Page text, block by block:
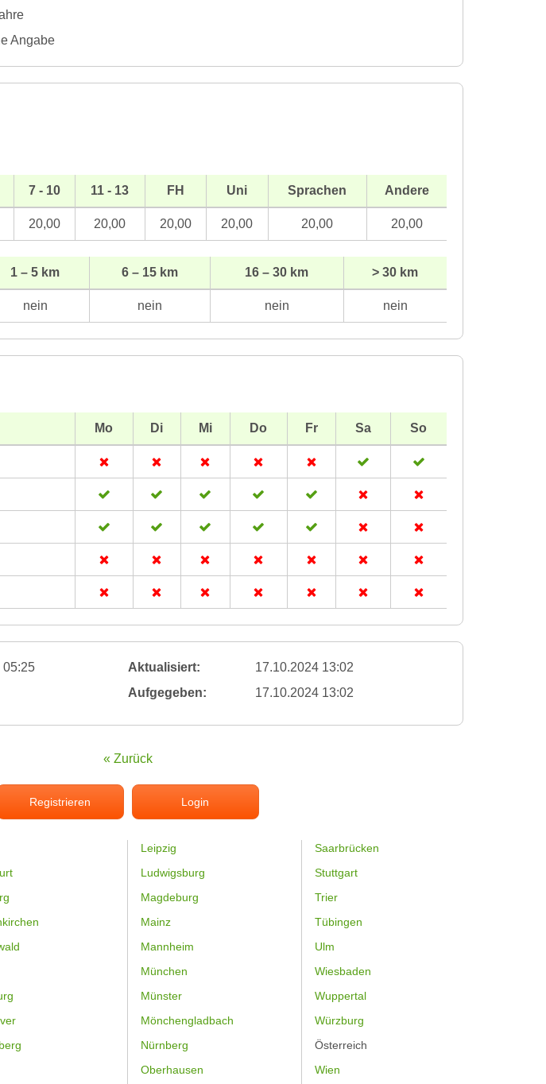
Angabe
7 - 10 11 - 13 FH Uni Sprachen Andere
20,00 20,00 20,00 20,00 20,00 20,00
1 – 5 km 6 – 15 km 16 – 30 km > 30 km
nein nein nein nein
Mo Di Mi Do Fr Sa So
05:25 Aktualisiert:
17.10.2024 13:02
Aufgegeben: 17.10.2024 13:02
« Zurück
Registrieren Login
Leipzig
Ludwigsburg
Magdeburg
Mainz
Mannheim
München
Münster
Mönchengladbach
Nürnberg
Oberhausen
Saarbrücken
Stuttgart
Trier
Tübingen
Ulm
Wiesbaden
Wuppertal
Würzburg
Österreich
Wien